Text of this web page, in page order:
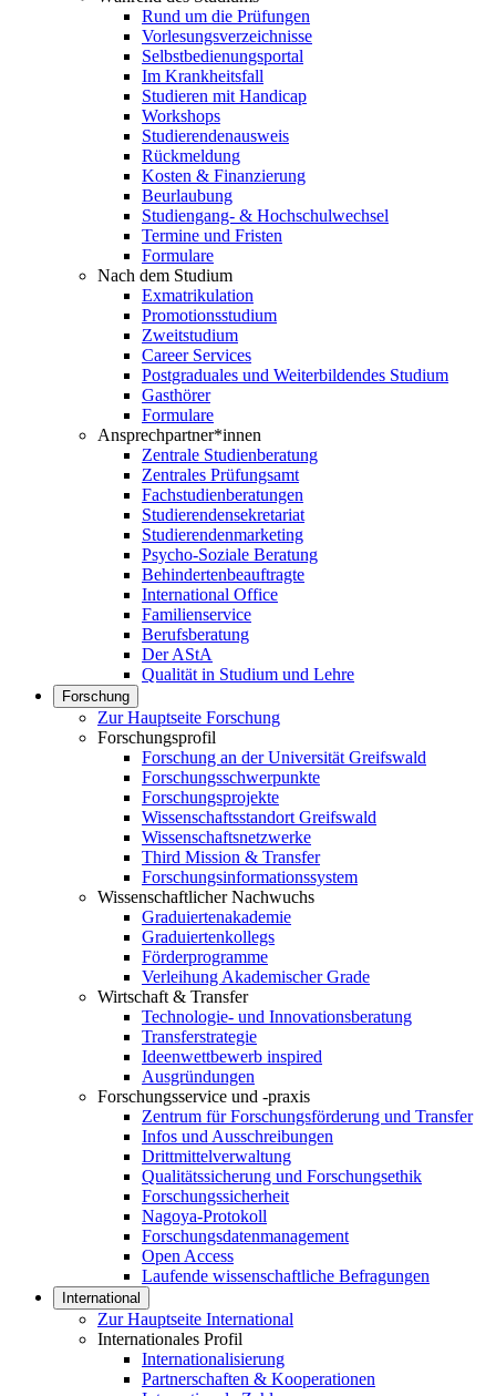
Rund um die Prüfungen
Vorlesungsverzeichnisse
Selbstbedienungsportal
Im Krankheitsfall
Studieren mit Handicap
Workshops
Studierendenausweis
Rückmeldung
Kosten & Finanzierung
Beurlaubung
Studiengang- & Hochschulwechsel
Termine und Fristen
Formulare
Nach dem Studium
Exmatrikulation
Promotionsstudium
Zweitstudium
Career Services
Postgraduales und Weiterbildendes Studium
Gasthörer
Formulare
Ansprechpartner*innen
Zentrale Studienberatung
Zentrales Prüfungsamt
Fachstudienberatungen
Studierendensekretariat
Studierendenmarketing
Psycho-Soziale Beratung
Behindertenbeauftragte
International Office
Familienservice
Berufsberatung
Der AStA
Qualität in Studium und Lehre
Forschung
Zur Hauptseite Forschung
Forschungsprofil
Forschung an der Universität Greifswald
Forschungsschwerpunkte
Forschungsprojekte
Wissenschaftsstandort Greifswald
Wissenschaftsnetzwerke
Third Mission & Transfer
Forschungsinformationssystem
Wissenschaftlicher Nachwuchs
Graduiertenakademie
Graduiertenkollegs
Förderprogramme
Verleihung Akademischer Grade
Wirtschaft & Transfer
Technologie- und Innovationsberatung
Transferstrategie
Ideenwettbewerb inspired
Ausgründungen
Forschungsservice und -praxis
Zentrum für Forschungsförderung und Transfer
Infos und Ausschreibungen
Drittmittelverwaltung
Qualitätssicherung und Forschungsethik
Forschungssicherheit
Nagoya-Protokoll
Forschungsdatenmanagement
Open Access
Laufende wissenschaftliche Befragungen
International
Zur Hauptseite International
Internationales Profil
Internationalisierung
Partnerschaften & Kooperationen